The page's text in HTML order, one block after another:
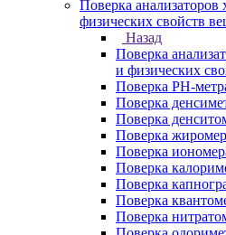
Поверка анализаторов
физических свойств
Назад
Поверка
и физических
Поверка PH-
Поверка
Поверка
Поверка
Поверка
Поверка
Поверка
Поверка
Поверка